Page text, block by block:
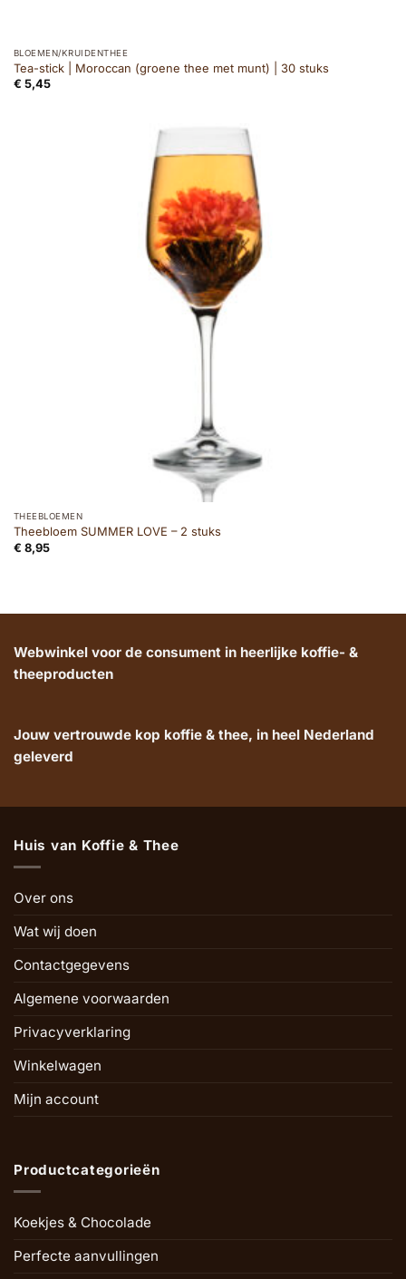
BLOEMEN/KRUIDENTHEE
Tea-stick | Moroccan (groene thee met munt) | 30 stuks
€ 5,45
THEEBLOEMEN
Theebloem SUMMER LOVE – 2 stuks
€ 8,95
Webwinkel voor de consument in heerlijke koffie- &
theeproducten
Jouw vertrouwde kop koffie & thee, in heel Nederland
geleverd
Huis van Koffie & Thee
Over ons
Wat wij doen
Contactgegevens
Algemene voorwaarden
Privacyverklaring
Winkelwagen
Mijn account
Productcategorieën
Koekjes & Chocolade
Perfecte aanvullingen